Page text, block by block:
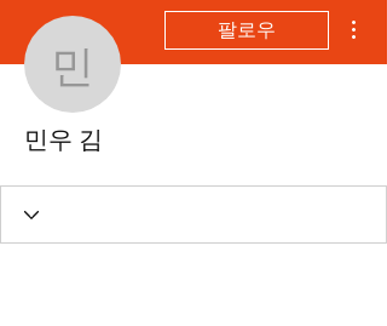
민우 김
팔로우
민우 김